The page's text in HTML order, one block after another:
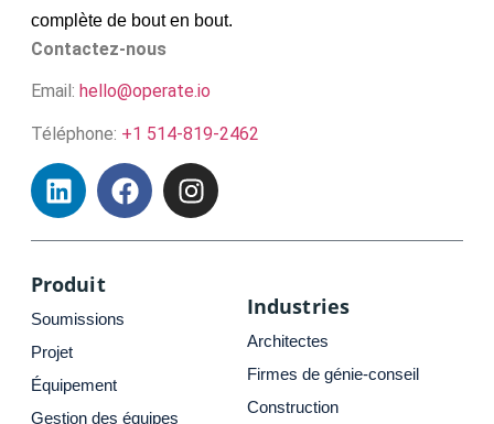
complète de bout en bout.
Contactez-nous
Email: hello@operate.io
Téléphone: +1 514-819-2462
Produit
Soumissions
Projet
Équipement
Gestion des équipes
Industries
Architectes
Firmes de génie-conseil
Construction